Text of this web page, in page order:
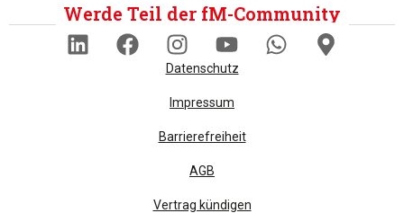
Werde Teil der fM-Community
Datenschutz
Impressum
Barrierefreiheit
AGB
Vertrag kündigen